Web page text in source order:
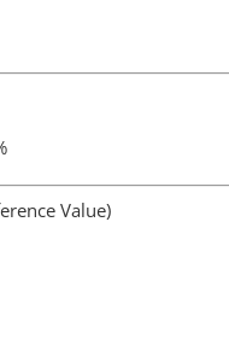
Value)